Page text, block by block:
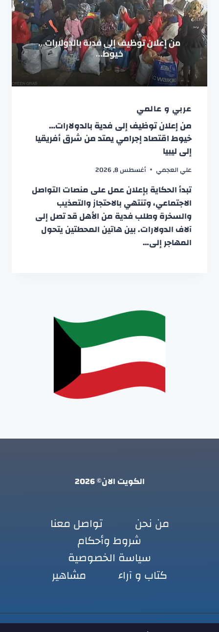
عربي و عالمي
من إعلان توظيف إلى فدية بالدولارات…
خيوط اقتصاد إجرامي يمتد من شرق أفريقيا
إلى ليبيا
علي العجمي أغسطس 8, 2026
تبدأ الحكاية بإعلان عمل على منصات التواصل
الاجتماعي، وتنتهي بالاحتجاز والتعذيب
والسخرة وطلب فدية من الأهل قد تصل إلى
آلاف الدولارات. بين هاتين المحطتين يتحول
المهاجر إلى…
الكويت الان© 2026
من نحن
تواصل معنا
شروط وأحكام
سياسة الخصوصية
كتاب و آراء
مشاهير